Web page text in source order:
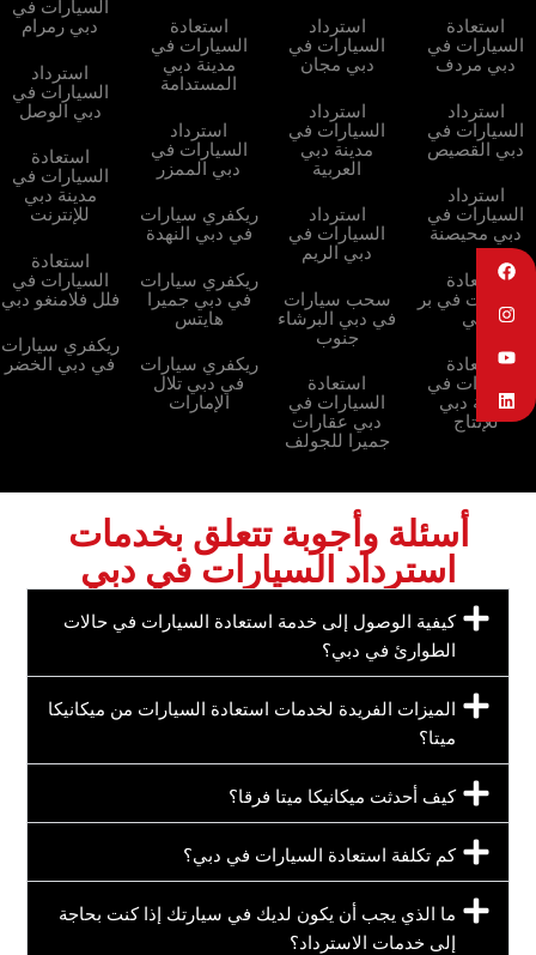
استعادة
السيارات في
دبي مردف
استرداد
السيارات في
دبي القصيص
استرداد
السيارات في
دبي محيصنة
استعادة
السيارات في بر
دبي
استعادة
السيارات في
مدينة دبي
للإنتاج
استرداد
السيارات في
دبي مجان
استرداد
السيارات في
مدينة دبي
العربية
استرداد
السيارات في
دبي الريم
سحب سيارات
في دبي البرشاء
جنوب
استعادة
السيارات في
دبي عقارات
جميرا للجولف
استعادة
السيارات في
مدينة دبي
المستدامة
استرداد
السيارات في
دبي الممزر
ريكفري سيارات
في دبي النهدة
ريكفري سيارات
في دبي جميرا
هايتس
ريكفري سيارات
في دبي تلال
الإمارات
السيارات في
دبي رمرام
استرداد
السيارات في
دبي الوصل
استعادة
السيارات في
مدينة دبي
للإنترنت
استعادة
السيارات في
فلل فلامنغو دبي
ريكفري سيارات
في دبي الخضر
أسئلة وأجوبة تتعلق بخدمات
استرداد السيارات في دبي
كيفية الوصول إلى خدمة استعادة السيارات في حالات
الطوارئ في دبي؟
الميزات الفريدة لخدمات استعادة السيارات من ميكانيكا
ميتا‏؟
كيف أحدثت ميكانيكا ميتا فرقا؟
كم تكلفة استعادة السيارات في دبي؟
ما الذي يجب أن يكون لديك في سيارتك إذا كنت بحاجة
إلى خدمات الاسترداد؟